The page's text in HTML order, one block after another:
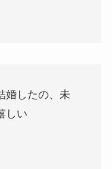
婚したの、未
しい